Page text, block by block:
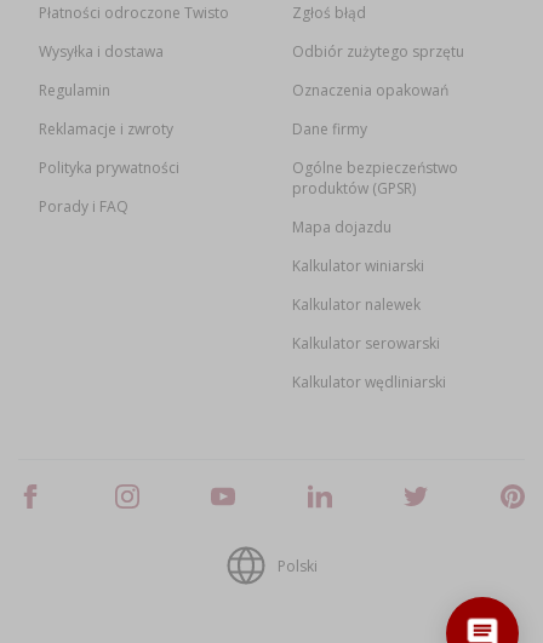
Płatności odroczone Twisto
Wysyłka i dostawa
Regulamin
Reklamacje i zwroty
Polityka prywatności
Porady i FAQ
Zgłoś błąd
Odbiór zużytego sprzętu
Oznaczenia opakowań
Dane firmy
Ogólne bezpieczeństwo
produktów (GPSR)
Mapa dojazdu
Kalkulator winiarski
Kalkulator nalewek
Kalkulator serowarski
Kalkulator wędliniarski
Polski